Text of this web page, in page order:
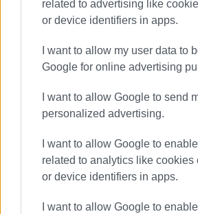
related to advertising like
or device identifiers in apps.
I want to allow my user data to
Google for online advertising
I want to allow Google to send
personalized advertising.
I want to allow Google to
related to analytics like cookies
or device identifiers in apps.
I want to allow Google to
ναυτικό άτυχημα